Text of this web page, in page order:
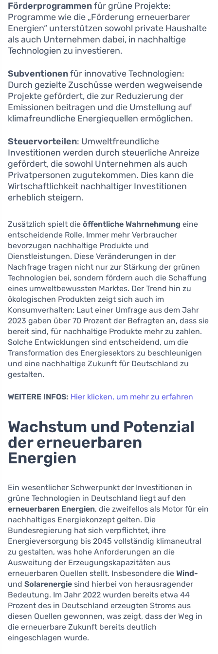
Förderprogrammenfür grüne Projekte:
Programme wie die „Förderung erneuerbarer
Energien“ unterstützen sowohl private Haushalte
als auch Unternehmen dabei, in nachhaltige
Technologien zu investieren.
Subventionenfür innovative Technologien:
Durch gezielte Zuschüsse werden wegweisende
Projekte gefördert, die zur Reduzierung der
Emissionen beitragen und die Umstellung auf
klimafreundliche Energiequellen ermöglichen.
Steuervorteilen: Umweltfreundliche
Investitionen werden durch steuerliche Anreize
gefördert, die sowohl Unternehmen als auch
Privatpersonen zugutekommen. Dies kann die
Wirtschaftlichkeit nachhaltiger Investitionen
erheblich steigern.
Zusätzlich spielt die öffentliche Wahrnehmung eine
entscheidende Rolle. Immer mehr Verbraucher
bevorzugen nachhaltige Produkte und
Dienstleistungen. Diese Veränderungen in der
Nachfrage tragen nicht nur zur Stärkung der grünen
Technologien bei, sondern fördern auch die Schaffung
eines umweltbewussten Marktes. Der Trend hin zu
ökologischen Produkten zeigt sich auch im
Konsumverhalten: Laut einer Umfrage aus dem Jahr
2023 gaben über 70 Prozent der Befragten an, dass sie
bereit sind, für nachhaltige Produkte mehr zu zahlen.
Solche Entwicklungen sind entscheidend, um die
Transformation des Energiesektors zu beschleunigen
und eine nachhaltige Zukunft für Deutschland zu
gestalten.
WEITERE INFOS: Hier klicken, um mehr zu erfahren
Wachstum und Potenzial
der erneuerbaren
Energien
Ein wesentlicher Schwerpunkt der Investitionen in
grüne Technologien in Deutschland liegt auf den
erneuerbaren Energien, die zweifellos als Motor für ein
nachhaltiges Energiekonzept gelten. Die
Bundesregierung hat sich verpflichtet, ihre
Energieversorgung bis 2045 vollständig klimaneutral
zu gestalten, was hohe Anforderungen an die
Ausweitung der Erzeugungskapazitäten aus
erneuerbaren Quellen stellt. Insbesondere die Wind-
und Solarenergie sind hierbei von herausragender
Bedeutung. Im Jahr 2022 wurden bereits etwa 44
Prozent des in Deutschland erzeugten Stroms aus
diesen Quellen gewonnen, was zeigt, dass der Weg in
die erneuerbare Zukunft bereits deutlich
eingeschlagen wurde.